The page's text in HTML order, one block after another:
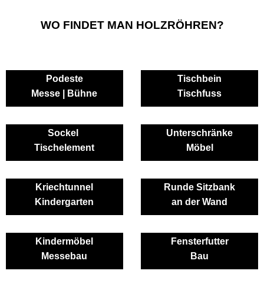
WO FINDET MAN HOLZRÖHREN?
Podeste
Messe | Bühne
Tischbein
Tischfuss
Sockel
Tischelement
Unterschränke
Möbel
Kriechtunnel
Kindergarten
Runde Sitzbank
an der Wand
Kindermöbel
Messebau
Fensterfutter
Bau